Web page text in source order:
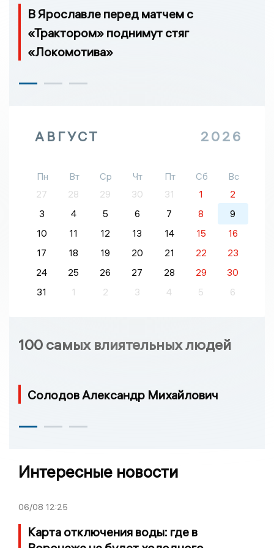
В Ярославле перед матчем с
«Трактором» поднимут стяг
«Локомотива»
АВГУСТ 2026
Пн Вт Ср Чт Пт Сб
Вс
27
28 29 30 31 1
2
3
4 5 6 7 8
9
10
11 12 13 14 15
16
17
18 19 20 21 22
23
24
25 26 27 28 29
30
31
1 2 3 4 5 6
100 самых влиятельных людей
Солодов Александр Михайлович
Интересные новости
06/08 12:25
Карта отключения воды: где в